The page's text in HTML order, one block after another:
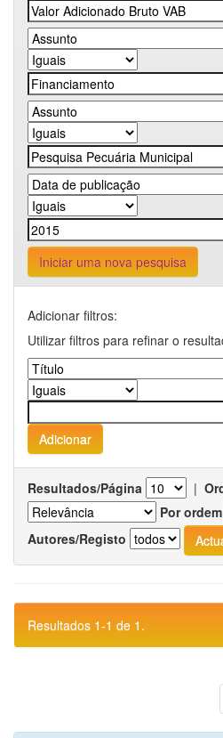
Iniciar uma nova pesquisa
Adicionar filtros:
Utilizar filtros para refinar o
Resultados/Página |
Por ordem
Autores/Registo
Resultados 1-1 de 1.